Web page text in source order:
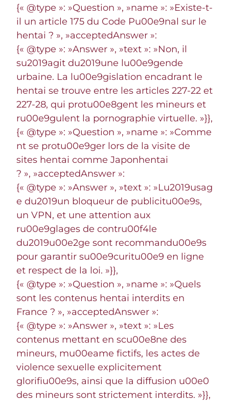
{« @type »: »Question », »name »: »Existe-t-
il un article 175 du Code Pu00e9nal sur le
hentai ? », »acceptedAnswer »:
{« @type »: »Answer », »text »: »Non, il
su2019agit du2019une lu00e9gende
urbaine. La lu00e9gislation encadrant le
hentai se trouve entre les articles 227-22 et
227-28, qui protu00e8gent les mineurs et
ru00e9gulent la pornographie virtuelle. »}},
{« @type »: »Question », »name »: »Comme
nt se protu00e9ger lors de la visite de
sites hentai comme Japonhentai
? », »acceptedAnswer »:
{« @type »: »Answer », »text »: »Lu2019usag
e du2019un bloqueur de publicitu00e9s,
un VPN, et une attention aux
ru00e9glages de contru00f4le
du2019u00e2ge sont recommandu00e9s
pour garantir su00e9curitu00e9 en ligne
et respect de la loi. »}},
{« @type »: »Question », »name »: »Quels
sont les contenus hentai interdits en
France ? », »acceptedAnswer »:
{« @type »: »Answer », »text »: »Les
contenus mettant en scu00e8ne des
mineurs, mu00eame fictifs, les actes de
violence sexuelle explicitement
glorifiu00e9s, ainsi que la diffusion u00e0
des mineurs sont strictement interdits. »}},